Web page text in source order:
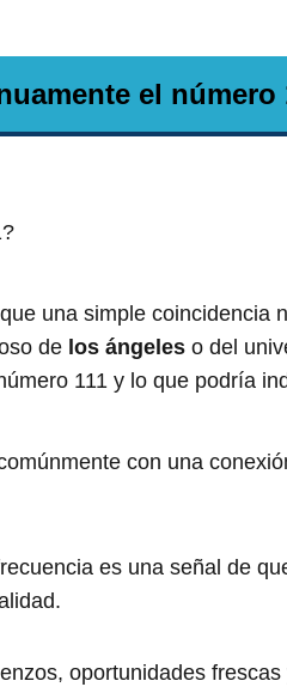
el número
una simple coincidencia
de los ángeles o del
111 y lo que podría
con una
es una señal de
oportunidades